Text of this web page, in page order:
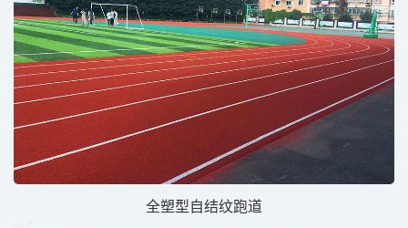
全塑型自结纹跑道